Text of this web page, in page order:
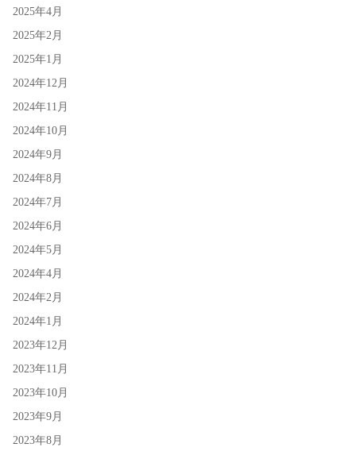
2025年4月
2025年2月
2025年1月
2024年12月
2024年11月
2024年10月
2024年9月
2024年8月
2024年7月
2024年6月
2024年5月
2024年4月
2024年2月
2024年1月
2023年12月
2023年11月
2023年10月
2023年9月
2023年8月